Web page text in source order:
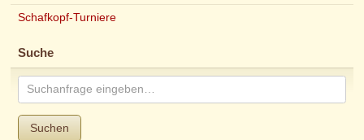
Schafkopf-Turniere
Suche
Suchen